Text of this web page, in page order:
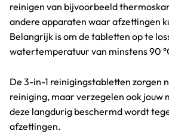
reinigen van bijvoorbeeld
andere apparaten waar afzettingen
Belangrijk is om de tabletten op te
watertemperatuur van minstens 90
De 3-in-1 reinigingstabletten zorgen
reiniging, maar verzegelen ook jouw
deze langdurig beschermd wordt
afzettingen.